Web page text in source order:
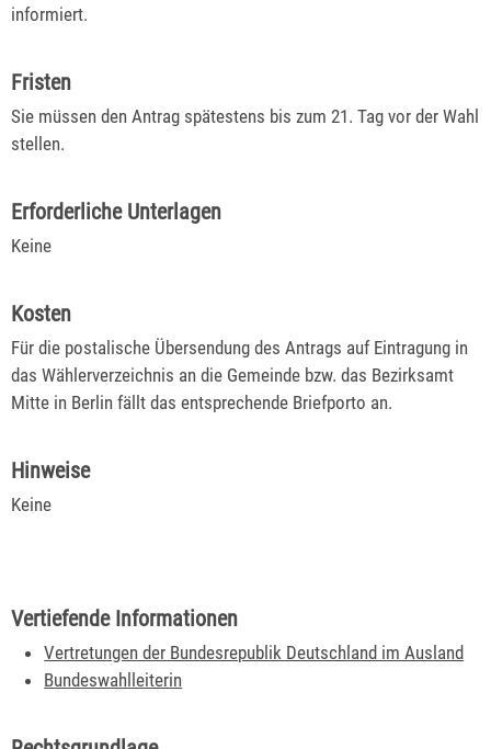
informiert.
Fristen
Sie müssen den Antrag spätestens bis zum 21. Tag vor der Wahl
stellen.
Erforderliche Unterlagen
Keine
Kosten
Für die postalische Übersendung des Antrags auf Eintragung in
das Wählerverzeichnis an die Gemeinde bzw. das Bezirksamt
Mitte in Berlin fällt das entsprechende Briefporto an.
Hinweise
Keine
Vertiefende Informationen
Vertretungen der Bundesrepublik Deutschland im Ausland
Bundeswahlleiterin